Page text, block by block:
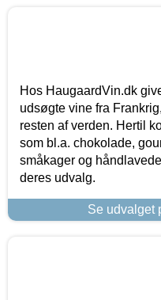
Hos HaugaardVin.dk
udsøgte vine fra
resten af verden. Hertil
som bl.a. chokolade,
småkager og
deres udvalg.
Se udvalget